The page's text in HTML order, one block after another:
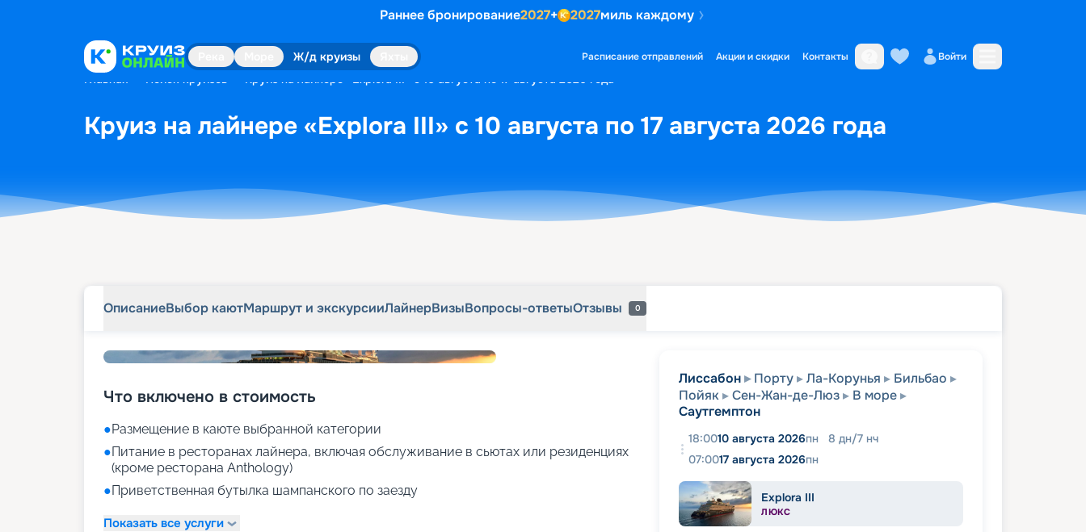
Раннее бронирование2027+ 2027миль каждому
Ж/д круизы Расписание отправлений Акции и скидки Контакты Войти
Главная Поиск круизов Круиз на лайнере «Explora III» с 10 августа по 17 августа 2026 года
Круиз на лайнере «Explora III» с 10 августа по 17 августа 2026 года
ОписаниеВыбор каютМаршрут и экскурсииЛайнерВизыВопросы-ответыОтзывы 0
Что включено в стоимость
●Размещение в каюте выбранной категории
●Питание в ресторанах лайнера, включая обслуживание в сьютах или резиденциях
(кроме ресторана Anthology)
●Приветственная бутылка шампанского по заезду
Показать все услуги
Лиссабон Порту Ла-Корунья
Бильбао
Пойяк
Сен-Жан-де-Люз
В море
Саутгемптон
18:0010 августа 2026пн 8 дн/7 нч
07:0017 августа 2026пн
Explora III
ЛЮКС